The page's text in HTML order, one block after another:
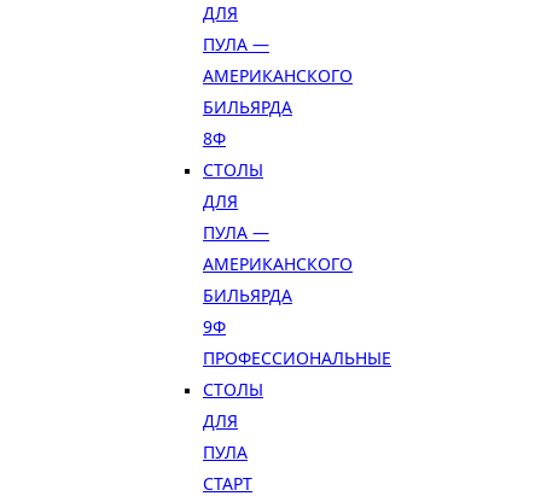
ДЛЯ
ПУЛА —
АМЕРИКАНСКОГО
БИЛЬЯРДА
8Ф
СТОЛЫ
ДЛЯ
ПУЛА —
АМЕРИКАНСКОГО
БИЛЬЯРДА
9Ф
ПРОФЕССИОНАЛЬНЫЕ
СТОЛЫ
ДЛЯ
ПУЛА
СТАРТ